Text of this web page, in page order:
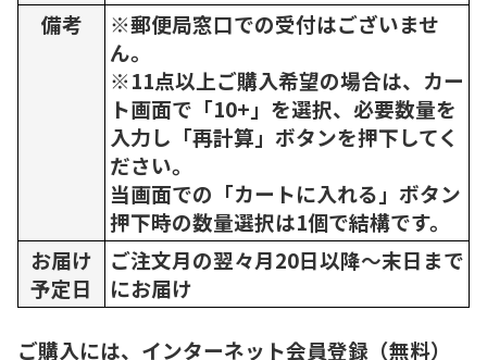
備考
※郵便局窓口での受付はございませ
ん。
※11点以上ご購入希望の場合は、カー
ト画面で「10+」を選択、必要数量を
入力し「再計算」ボタンを押下してく
ださい。
当画面での「カートに入れる」ボタン
押下時の数量選択は1個で結構です。
お届け
予定日
ご注文月の翌々月20日以降～末日まで
にお届け
ご購入には、インターネット会員登録（無料）